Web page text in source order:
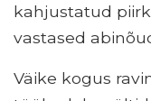
kahjustatud
vastased
Väike kogus